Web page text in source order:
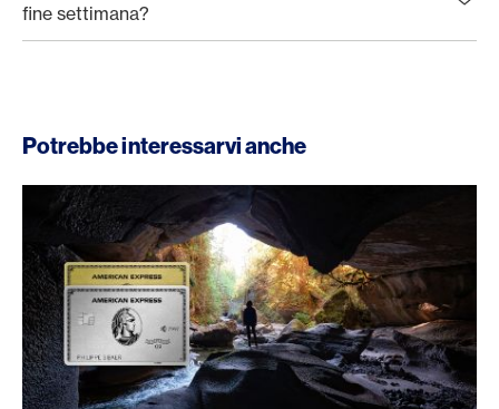
fine settimana?
Potrebbe interessarvi anche